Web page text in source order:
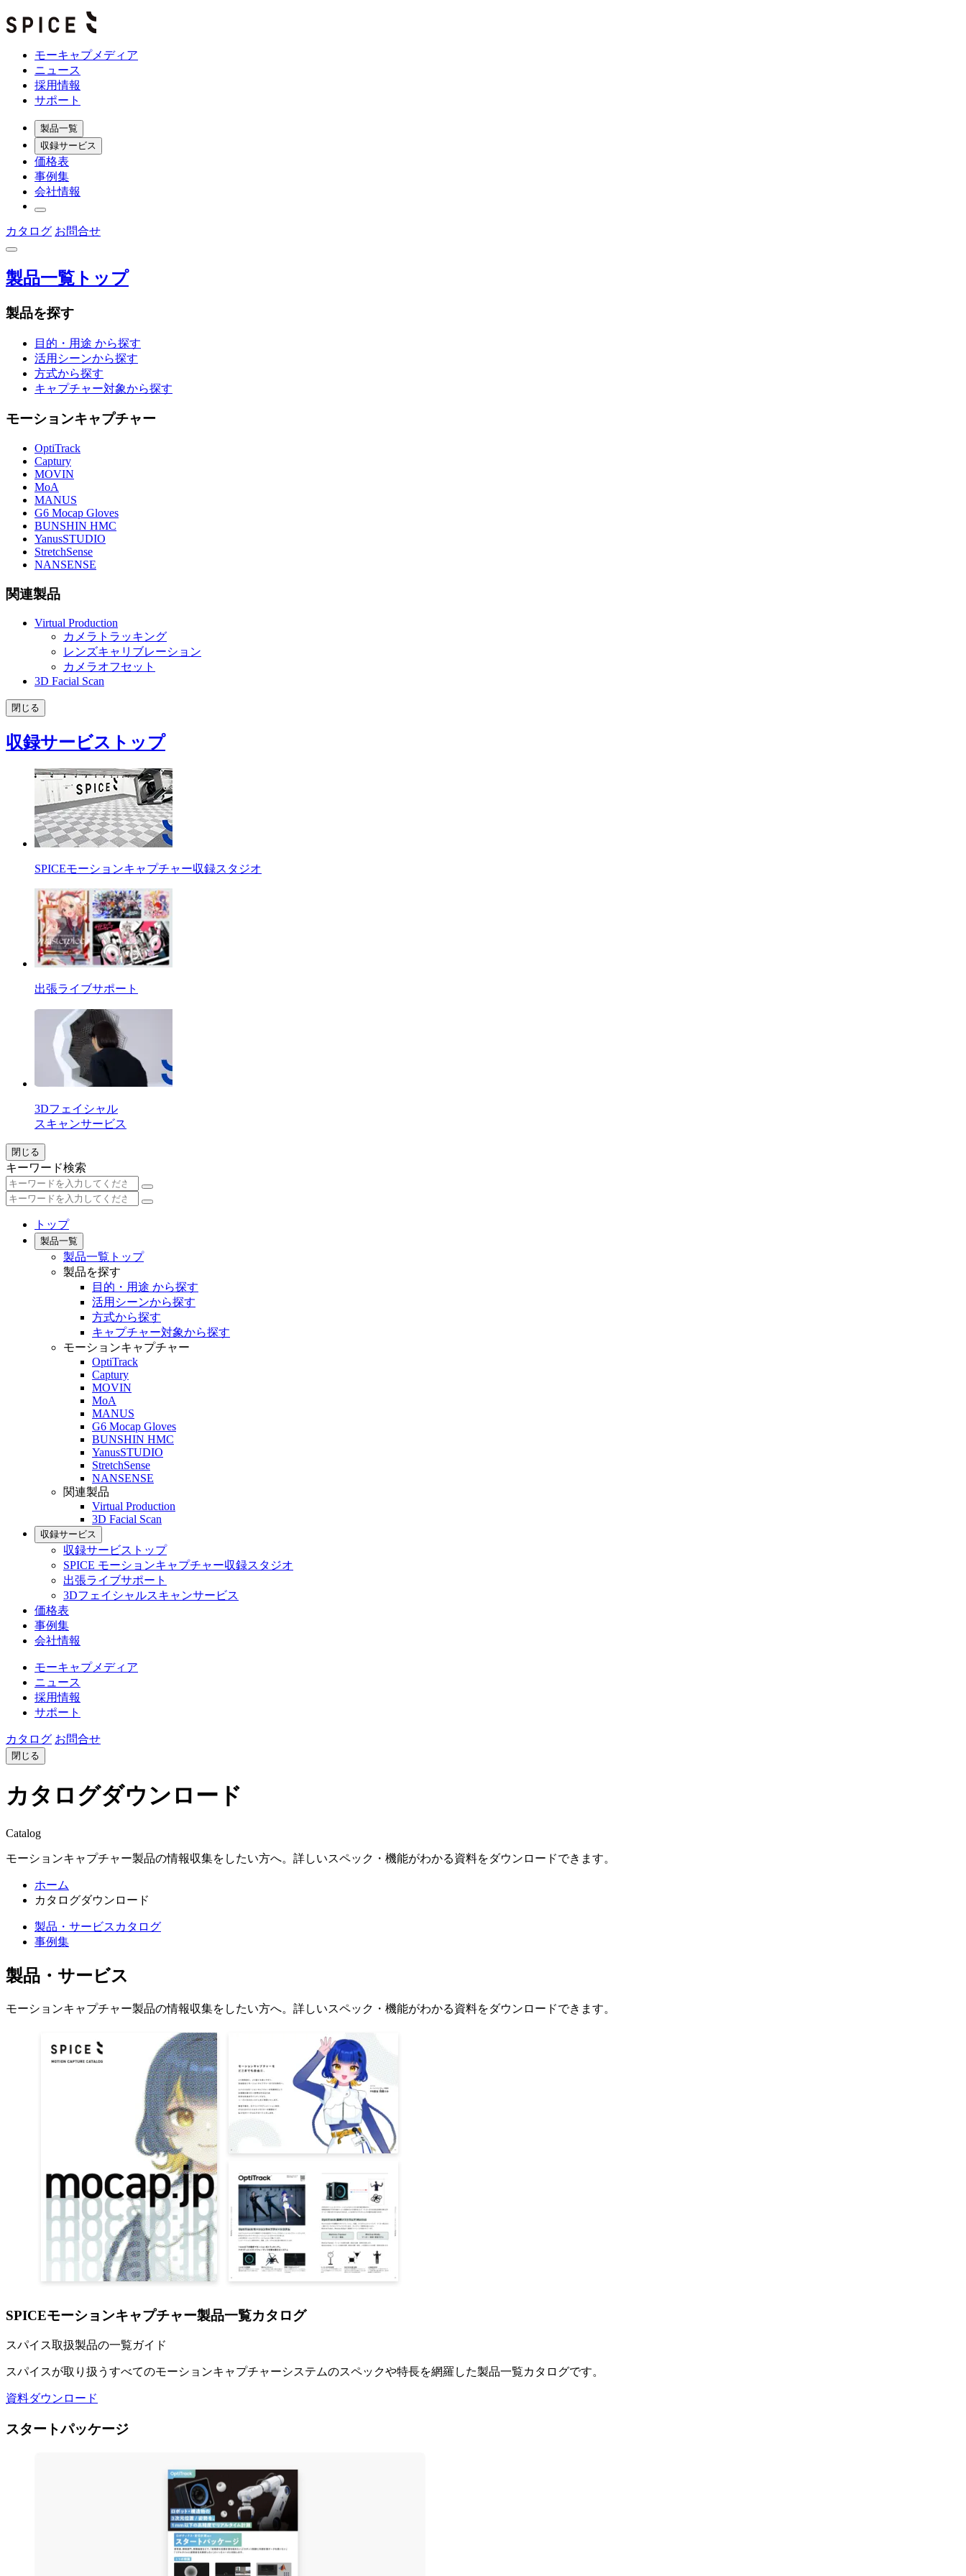
モーキャプメディア
ニュース
採用情報
サポート
製品一覧
収録サービス
価格表
事例集
会社情報
カタログ お問合せ
製品一覧トップ
製品を探す
目的・用途 から探す
活用シーンから探す
方式から探す
キャプチャー対象から探す
モーションキャプチャー
OptiTrack
Captury
MOVIN
MoA
MANUS
G6 Mocap Gloves
BUNSHIN HMC
YanusSTUDIO
StretchSense
NANSENSE
関連製品
Virtual Production
カメラトラッキング
レンズキャリブレーション
カメラオフセット
3D Facial Scan
閉じる
収録サービストップ
SPICEモーションキャプチャー収録スタジオ
出張ライブサポート
3Dフェイシャル
スキャンサービス
閉じる
キーワード検索
トップ
製品一覧
製品一覧トップ
製品を探す
目的・用途 から探す
活用シーンから探す
方式から探す
キャプチャー対象から探す
モーションキャプチャー
OptiTrack
Captury
MOVIN
MoA
MANUS
G6 Mocap Gloves
BUNSHIN HMC
YanusSTUDIO
StretchSense
NANSENSE
関連製品
Virtual Production
3D Facial Scan
収録サービス
収録サービストップ
SPICE モーションキャプチャー収録スタジオ
出張ライブサポート
3Dフェイシャルスキャンサービス
価格表
事例集
会社情報
モーキャプメディア
ニュース
採用情報
サポート
カタログ お問合せ
閉じる
カタログダウンロード
Catalog
モーションキャプチャー製品の情報収集をしたい方へ。詳しいスペック・機能がわかる資料をダウンロードできます。
ホーム
カタログダウンロード
製品・サービスカタログ
事例集
製品・サービス
モーションキャプチャー製品の情報収集をしたい方へ。詳しいスペック・機能がわかる資料をダウンロードできます。
SPICEモーションキャプチャー製品一覧カタログ
スパイス取扱製品の一覧ガイド
スパイスが取り扱うすべてのモーションキャプチャーシステムのスペックや特長を網羅した製品一覧カタログです。
資料ダウンロード
スタートパッケージ